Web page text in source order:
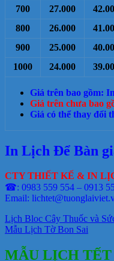
700
27.000
800
26.000
900
25.000
1000
24.000
Giá trên bao gồm:
Giá trên chưa bao
Giá có thể thay đổi
In Lịch Để Bàn
CTY THIẾT KẾ & IN
☎: 0983 559 554 – 0913
Email:
Lịch Bloc Cây Thuốc và
Mẫu Lịch Tờ Bon Sai
MẪU LỊCH TẾT